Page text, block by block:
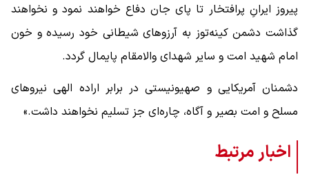
پیروز ایرانِ پرافتخار تا پای جان دفاع خواهند نمود و نخواهند
گذاشت دشمن کینه‌توز به آرزوهای شیطانی خود رسیده و خون
امام شهید امت و سایر شهدای والامقام پایمال گردد.
دشمنان آمریکایی و صهیونیستی در برابر اراده الهی نیروهای
مسلح و امت بصیر و آگاه، چاره‌ای جز تسلیم نخواهند داشت.»
اخبار مرتبط